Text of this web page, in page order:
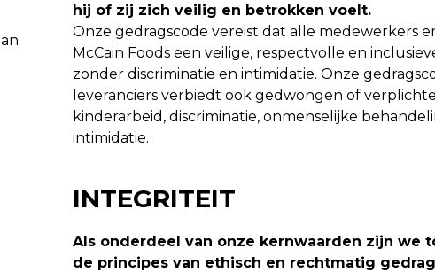
hij of zij zich veilig en betrokken voelt.
Onze gedragscode vereist dat alle medewerkers
McCain Foods een veilige, respectvolle en
zonder discriminatie en intimidatie. Onze
leveranciers verbiedt ook gedwongen of
kinderarbeid, discriminatie, onmenselijke
intimidatie.
INTEGRITEIT
Als onderdeel van onze kernwaarden zijn we
de principes van ethisch en rechtmatig